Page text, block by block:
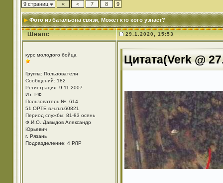
9 страниц « < 7 8 9
Фото из батальона связи, Может кто кого узнает?
Шнапс 29.1.2020, 15:53
курс молодого бойца
Группа: Пользователи
Сообщений: 182
Регистрация: 9.11.2007
Из: РФ
Пользователь №: 614
51 ОРТБ в.ч.п.п.60821
Период службы: 81-83 осень
Ф.И.О.:Давыдов Александр
Юрьевич
г. Рязань
Подразделение: 4 РЛР
Цитата(Verk @